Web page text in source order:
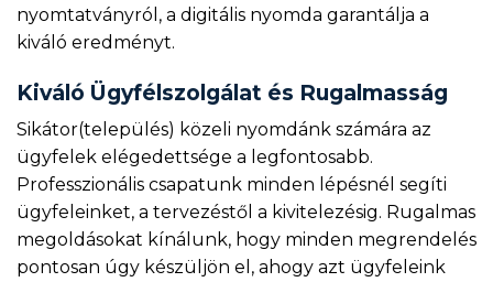
nyomtatványról, a digitális nyomda garantálja a
kiváló eredményt.
Kiváló Ügyfélszolgálat és Rugalmasság
Sikátor(település) közeli nyomdánk számára az
ügyfelek elégedettsége a legfontosabb.
Professzionális csapatunk minden lépésnél segíti
ügyfeleinket, a tervezéstől a kivitelezésig. Rugalmas
megoldásokat kínálunk, hogy minden megrendelés
pontosan úgy készüljön el, ahogy azt ügyfeleink